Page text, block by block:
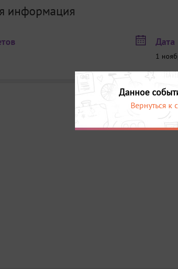
информация
Дата
1
Данное
Вернуться к